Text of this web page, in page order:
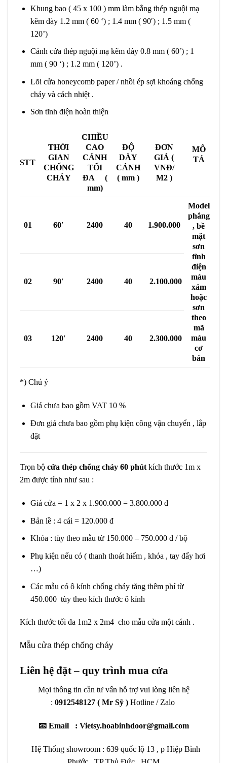
Khung bao ( 45 x 100 ) mm làm bằng thép nguội mạ
kẽm dày 1.2 mm ( 60 ‘) ; 1.4 mm ( 90′) ; 1.5 mm (
120’)
Cánh cửa thép nguội mạ kẽm dày 0.8 mm ( 60′) ; 1
mm ( 90 ‘) ; 1.2 mm ( 120’) .
Lõi cửa honeycomb paper / nhồi ép sợi khoáng chống
cháy và cách nhiệt .
Sơn tĩnh điện hoàn thiện
STT
THỜI
GIAN
CHỐNG
CHÁY
CHIỀU
CAO
CÁNH
TỐI
ĐA (
mm)
ĐỘ
DÀY
CÁNH
( mm )
ĐƠN
GIÁ (
VNĐ/
M2 )
MÔ
TẢ
01 60′ 2400 40 1.900.000
Model
phẳng
, bề
mặt
sơn
tĩnh
điện
màu
xám
hoặc
sơn
theo
mã
màu
cơ
bản
02 90′ 2400 40 2.100.000
03 120′ 2400 40 2.300.000
*) Chú ý
Giá chưa bao gồm VAT 10 %
Đơn giá chưa bao gồm phụ kiện công vận chuyển , lắp
đặt
Trọn bộ cửa thép chống cháy 60 phútkích thước 1m x
2m được tính như sau :
Giá cửa = 1 x 2 x 1.900.000 = 3.800.000 đ
Bản lề : 4 cái = 120.000 đ
Khóa : tùy theo mẫu từ 150.000 – 750.000 đ / bộ
Phụ kiện nếu có ( thanh thoát hiểm , khóa , tay đẩy hơi
…)
Các mẫu có ô kính chống cháy tăng thêm phí từ
450.000 tùy theo kích thước ô kính
Kích thước tối đa 1m2 x 2m4 cho mẫu cửa một cánh .
Mẫu cửa thép chống cháy
Liên hệ đặt – quy trình mua cửa
Mọi thông tin cần tư vấn hỗ trợ vui lòng liên hệ
: 0912548127( Mr Sỹ )Hotline / Zalo
📧 Email : Vietsy.hoabinhdoor@gmail.com
Hệ Thống showroom : 639 quốc lộ 13 , p Hiệp Bình